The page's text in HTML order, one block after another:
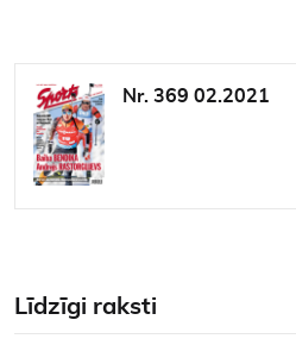
Nr. 369 02.2021
Līdzīgi raksti